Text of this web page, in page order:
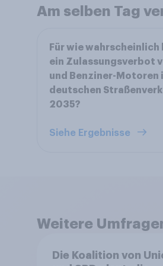
Am selben Tag
Für wie wahrscheinlich
ein Zulassungsverbot
und Benziner-Motoren
deutschen
2035?
Siehe Ergebnisse
Weitere
Die Koalition von